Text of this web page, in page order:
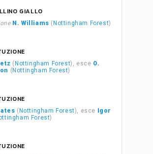
GIALLO
N. Williams ( Nottingham Forest)
( Nottingham Forest), esce O.
( Nottingham Forest)
( Nottingham Forest), esce
Igor
Forest)